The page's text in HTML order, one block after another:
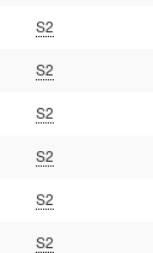
S2
S2
S2
S2
S2
S2